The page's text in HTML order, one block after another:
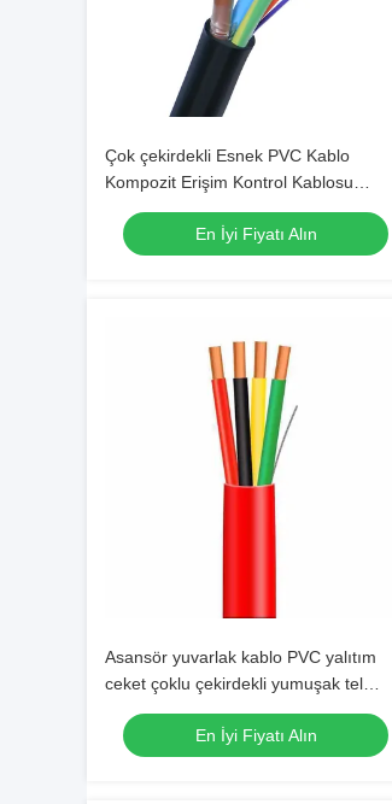
Çok çekirdekli Esnek PVC Kablo
Kompozit Erişim Kontrol Kablosu
Elektrik Kablosu Kablo Yeni Enerji Araç
Kablosu
En İyi Fiyatı Alın
Asansör yuvarlak kablo PVC yalıtım
ceket çoklu çekirdekli yumuşak tel
düşük duman sıfır halogen kablo
En İyi Fiyatı Alın